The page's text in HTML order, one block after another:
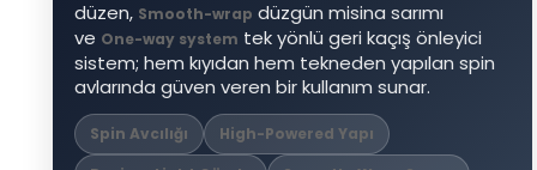
düzen, Smooth-wrap düzgün misina sarımı
ve One-way system tek yönlü geri kaçış önleyici
sistem; hem kıyıdan hem tekneden yapılan spin
avlarında güven veren bir kullanım sunar.
Spin Avcılığı
High-Powered Yapı